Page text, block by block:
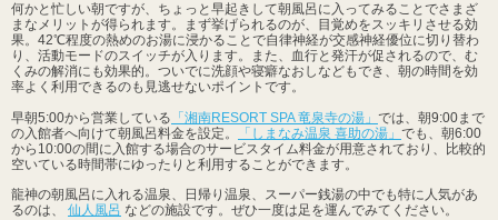
何かと忙しい朝ですが、ちょっと早起きして朝風呂に入ってみることでさまざ
まなメリットが得られます。まず挙げられるのが、目覚めをスッキリさせる効
果。42℃程度の熱めのお湯に浸かることで自律神経が交感神経優位に切り替わ
り、活動モードのスイッチが入ります。また、血行と発汗が促されるので、む
くみの解消にも効果的。ついでに洗顔や寝癖なおしなどもでき、朝の時間を効
率よく利用できるのも見逃せないポイントです。
早朝5:00から営業している 「湘南RESORT SPA 竜泉寺の湯」 では、朝9:00まで
の入館者へ向けて朝風呂料金を設定。
「しまなみ温泉 喜助の湯」 でも、朝6:00
から10:00の間に入館する場合のサービスタイム料金が用意されており、比較的
空いている時間帯にゆったりと利用することができます。
龍神の朝風呂に入れる温泉、日帰り温泉、スーパー銭湯の中でも特に人気があ
るのは、 仙人風呂 などの施設です。ぜひ一度は足を運んでみてください。